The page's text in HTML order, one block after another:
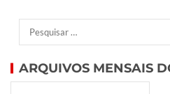
ARQUIVOS MENSAIS